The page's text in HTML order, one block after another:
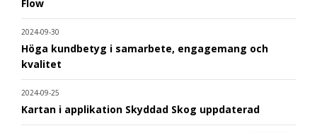
Flow
2024-09-30
Höga kundbetyg i samarbete, engagemang och
kvalitet
2024-09-25
Kartan i applikation Skyddad Skog uppdaterad